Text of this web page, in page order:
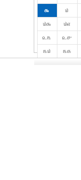
௯
௰
௰௬
௰௭
௨௩
௨௪
௩௰
௩௧